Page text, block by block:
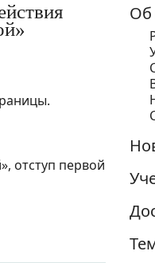
отступ первой
Об